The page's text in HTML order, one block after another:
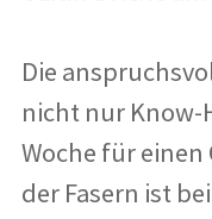
Die
nicht nur Know-
Woche für
der Fasern ist